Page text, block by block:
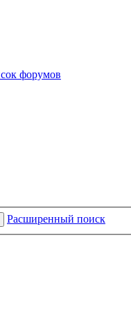
форумов
Расширенный поиск